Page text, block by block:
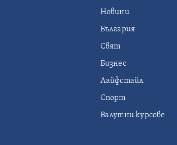
Новини
България
Свят
Бизнес
Лайфстайл
Спорт
Валутни курсове